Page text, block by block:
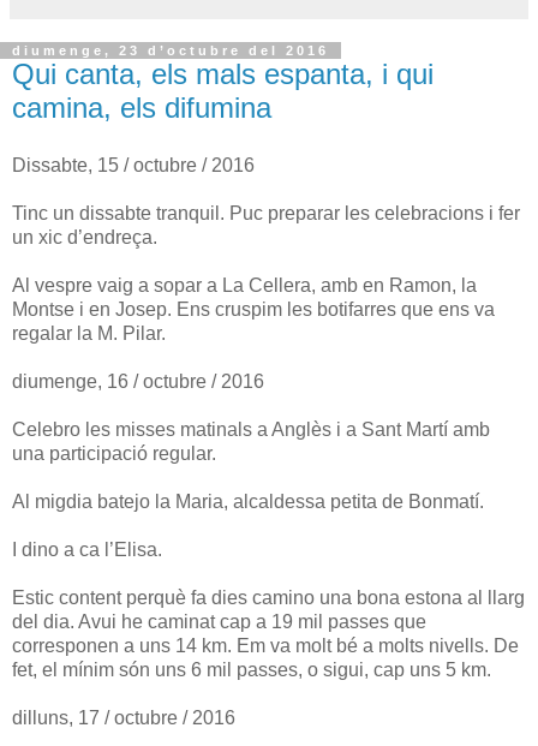
diumenge, 23 d’octubre del 2016
Qui canta, els mals espanta, i qui
camina, els difumina
Dissabte, 15 / octubre / 2016
Tinc un dissabte tranquil. Puc preparar les celebracions i fer
un xic d’endreça.
Al vespre vaig a sopar a La Cellera, amb en Ramon, la
Montse i en Josep. Ens cruspim les botifarres que ens va
regalar la M. Pilar.
diumenge, 16 / octubre / 2016
Celebro les misses matinals a Anglès i a Sant Martí amb
una participació regular.
Al migdia batejo la Maria, alcaldessa petita de Bonmatí.
I dino a ca l’Elisa.
Estic content perquè fa dies camino una bona estona al llarg
del dia. Avui he caminat cap a 19 mil passes que
corresponen a uns 14 km. Em va molt bé a molts nivells. De
fet, el mínim són uns 6 mil passes, o sigui, cap uns 5 km.
dilluns, 17 / octubre / 2016